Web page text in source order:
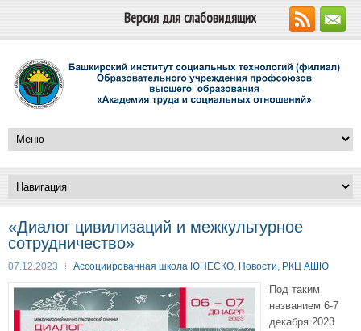
Версия для слабовидящих
«Диалог цивилизаций и межкультурное
сотрудничество»
07.12.2023 Ассоциированная школа ЮНЕСКО, Новости, РКЦ АШЮ
Под таким
названием 6-7
декабря 2023